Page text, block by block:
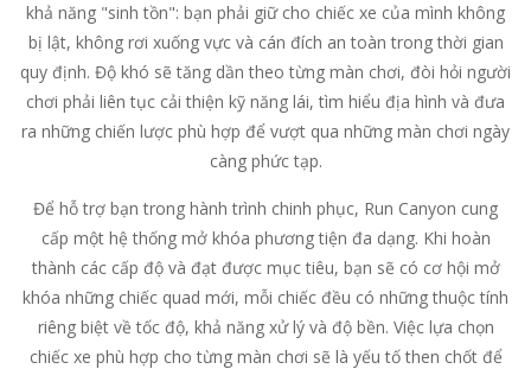
khả năng "sinh tồn": bạn phải giữ cho chiếc xe của mình không
bị lật, không rơi xuống vực và cán đích an toàn trong thời gian
quy định. Độ khó sẽ tăng dần theo từng màn chơi, đòi hỏi người
chơi phải liên tục cải thiện kỹ năng lái, tìm hiểu địa hình và đưa
ra những chiến lược phù hợp để vượt qua những màn chơi ngày
càng phức tạp.
Để hỗ trợ bạn trong hành trình chinh phục, Run Canyon cung
cấp một hệ thống mở khóa phương tiện đa dạng. Khi hoàn
thành các cấp độ và đạt được mục tiêu, bạn sẽ có cơ hội mở
khóa những chiếc quad mới, mỗi chiếc đều có những thuộc tính
riêng biệt về tốc độ, khả năng xử lý và độ bền. Việc lựa chọn
chiếc xe phù hợp cho từng màn chơi sẽ là yếu tố then chốt để